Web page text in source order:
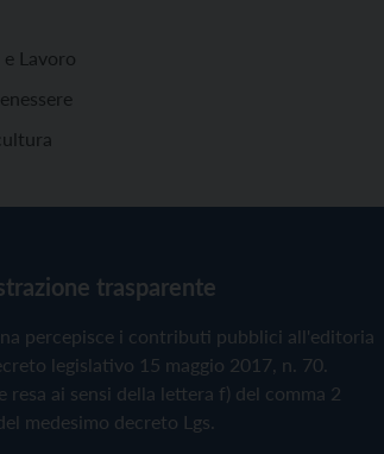
e Lavoro
trasparente
percepisce i contributi pubblici all'editoria
legislativo 15 maggio 2017, n. 70.
resa ai sensi della lettera f) del comma 2
medesimo decreto Lgs.